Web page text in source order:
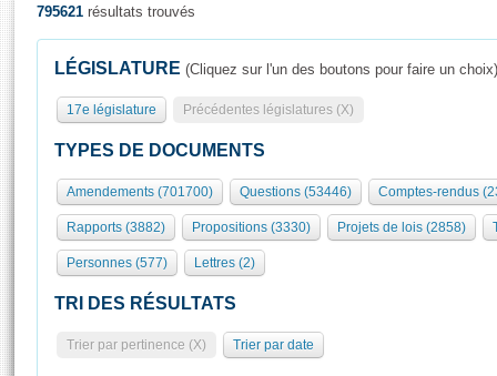
Présidence
577 députés
Groupes politiques
Élections législatives
Séance publique
Commissions et autres organes
Europe et International
Contrôle et évaluation
Congrès
Pétitions
Rôle et pouvoirs de l'Assemblée
Organisation de l'Assemblée
Présidence Conférence des Présidents Bureau Collège des
Statistiques et chiffres clés
Transparence et déontologie
Visiter l'Assemblée
Visite virtuelle du palais Bourbon
Assister à une séance
Accès des chercheurs à l’Assemblée
Les évènements
795621 résultats trouvés
LÉGISLATURE (Cliquez sur l'un des boutons pour faire un choix)
17e législature Précédentes législatures (X)
TYPES DE DOCUMENTS
Amendements (701700) Questions (53446) Comptes-rendus
Rapports (3882) Propositions (3330) Projets de lois (2858)
Personnes (577) Lettres (2)
TRI DES RÉSULTATS
Trier par pertinence (X) Trier par date